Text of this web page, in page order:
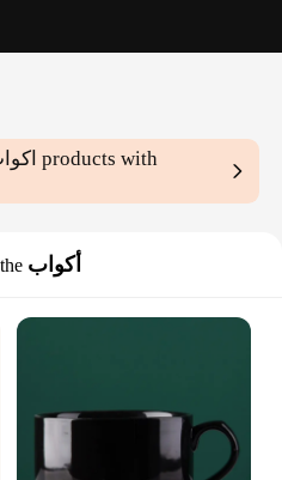
products with
أكواب